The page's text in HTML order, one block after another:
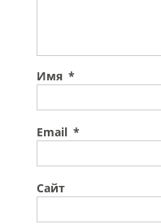
Имя *
Email *
Сайт